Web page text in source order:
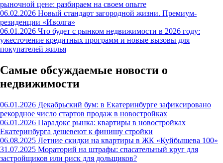
рыночной цене: разбираем на своем опыте
06.02.2026 Новый стандарт загородной жизни. Премиум-
резиденции «Иволга»
06.01.2026 Что будет с рынком недвижимости в 2026 году:
ужесточение кредитных программ и новые вызовы для
покупателей жилья
Самые обсуждаемые новости о
недвижимости
06.01.2026 Декабрьский бум: в Екатеринбурге зафиксировано
рекордное число стартов продаж в новостройках
06.01.2026 Парадокс рынка: квартиры в новостройках
Екатеринбурга дешевеют к финишу стройки
06.08.2025 Летние скидки на квартиры в ЖК «Куйбышева 100»
31.07.2025 Мораторий на штрафы: спасательный круг для
застройщиков или риск для дольщиков?